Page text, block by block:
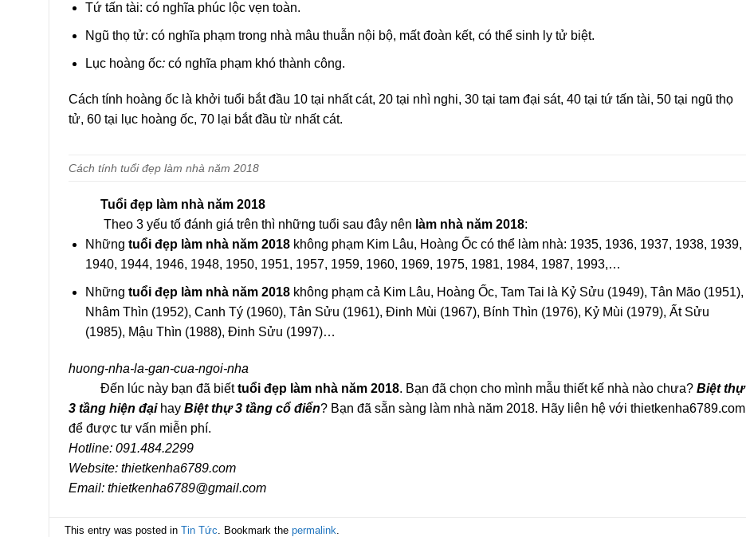
Tứ tấn tài: có nghĩa phúc lộc vẹn toàn.
Ngũ thọ tử: có nghĩa phạm trong nhà mâu thuẫn nội bộ, mất đoàn kết, có thể sinh ly tử biệt.
Lục hoàng ốc:có nghĩa phạm khó thành công.
Cách tính hoàng ốc là khởi tuổi bắt đầu 10 tại nhất cát, 20 tại nhì nghi, 30 tại tam đại sát, 40 tại tứ tấn tài, 50 tại ngũ thọ
tử, 60 tại lục hoàng ốc, 70 lại bắt đầu từ nhất cát.
Cách tính tuổi đẹp làm nhà năm 2018
Tuổi đẹp làm nhà năm 2018
Theo 3 yếu tố đánh giá trên thì những tuổi sau đây nên làm nhà năm 2018:
Những tuổi đẹp làm nhà năm 2018không phạm Kim Lâu, Hoàng Ốc có thể làm nhà: 1935, 1936, 1937, 1938, 1939,
1940, 1944, 1946, 1948, 1950, 1951, 1957, 1959, 1960, 1969, 1975, 1981, 1984, 1987, 1993,…
Những tuổi đẹp làm nhà năm 2018không phạm cả Kim Lâu, Hoàng Ốc, Tam Tai là Kỷ Sửu (1949), Tân Mão (1951),
Nhâm Thìn (1952), Canh Tý (1960), Tân Sửu (1961), Đinh Mùi (1967), Bính Thìn (1976), Kỷ Mùi (1979), Ất Sửu
(1985), Mậu Thìn (1988), Đinh Sửu (1997)…
huong-nha-la-gan-cua-ngoi-nha
Đến lúc này bạn đã biếttuổi đẹp làm nhà năm 2018. Bạn đã chọn cho mình mẫu thiết kế nhà nào chưa? Biệt thự
3 tầng hiện đạihay Biệt thự 3 tầng cổ điển? Bạn đã sẵn sàng làm nhà năm 2018. Hãy liên hệ với thietkenha6789.com
để được tư vấn miễn phí.
Hotline: 091.484.2299
Website: thietkenha6789.com
Email: thietkenha6789@gmail.com
This entry was posted inTin Tức. Bookmark thepermalink.